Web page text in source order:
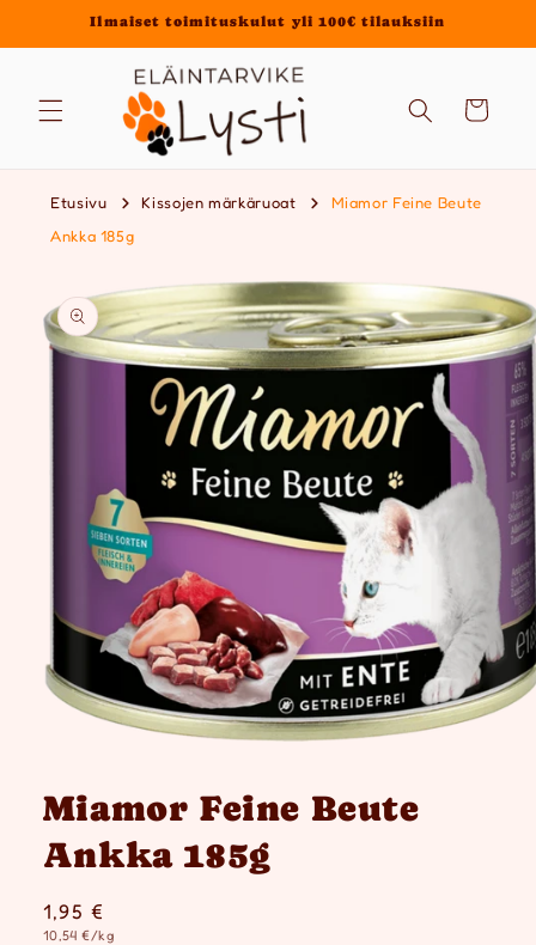
sisältöön
Ilmaiset toimituskulut yli 100€ tilauksiin
Ostoskori
Etusivu Kissojen märkäruoat
Miamor Feine Beute
Ankka 185g
tuotetietoihin
modaalisessa
ikkunassa
Miamor Feine Beute
Ankka 185g
Normaalihinta
1,95 €
Yksikköhinta
10,54 €/kg